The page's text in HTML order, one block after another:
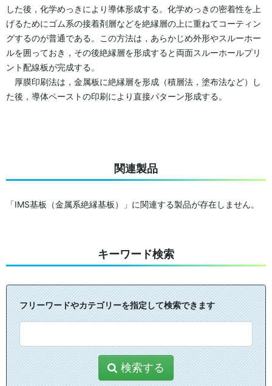
した後，化学めっきにより導体形成する。化学めっきの密着性を上
げるためにゴム系の接着剤層などを絶縁層の上に重ねてコーティン
グするのが普通である。この方法は，あらかじめ外形やスルーホー
ルを囲っておき，その後絶縁層を形成すると両面スルーホールプリ
ント配線板が完成する。
厚膜印刷法は，金属板に絶縁層を形成（積層法，塗布法など）し
た後，導体ペーストの印刷により直接パターン形成する。
関連製品
「IMS基板（金属系絶縁基板）」に関連する製品が存在しません。
キーワード検索
フリーワードやカテゴリーを指定して検索できます
検索する